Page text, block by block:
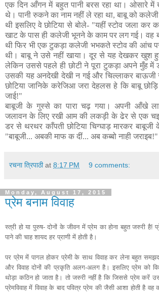
एक दिन आँगन में बहुत पानी बरस रहा था। ओसारे में
थे। पानी रुकने का नाम नहीं ले रहा था, बाबू को
थी इसलिए वे छोटिया से बोले- "यहीं स्टोव जला कर
खाट के पास ही कलेजी भूनने के काम पर लग गई। वह
थी फिर भी एक टुकड़ा कलेजी भभकते स्टोव की आंच
थी। बाबू ने उसे नहीं खाया। दूर से यह देखकर खुश
लेकिन उससे पहले ही छोटी ने पूरा टुकड़ा अपने मुँह में
उसकी यह अनदेखी देखी न गई और चिल्लाकर बाऊजी
छोटिया जानिके करेजिआ जरा देहलस हे कि बाबू
जाई!"
बाबूजी के गुस्से का पारा चढ़ गया। अपनी आँखे
जलावन के लिए रखी आम की लकड़ी के ढेर से एक
डर से थरथर काँपती छोटिया चिग्घाड़ मारकर
"बाबूजी... अबकी माफ क दीं... अब कब्बो नाही जराइब!"
रचना त्रिपाठी at 8:17 PM 9 comments:
Monday, August 17, 2015
प्रेम बनाम विवाह
स्त्री हो या पुरुष- दोनों के जीवन में प्रेम का होना बहुत जरुरी है!
पाने की चाह शायद हर प्राणी में होती है।
पर प्रेम में पागल होकर प्रेमी के साथ विवाह कर लेना बहुत
और विवाह दोनों की प्रकृति अलग-अलग है। इसलिए प्रेम को
थोड़ा कठिन हो जाता है। तो जरुरी नहीं है कि जिससे प्रेम करें
प्रेमविवाह में विवाह के बाद पवित्र प्रेम की जैसी आशा होती है वह